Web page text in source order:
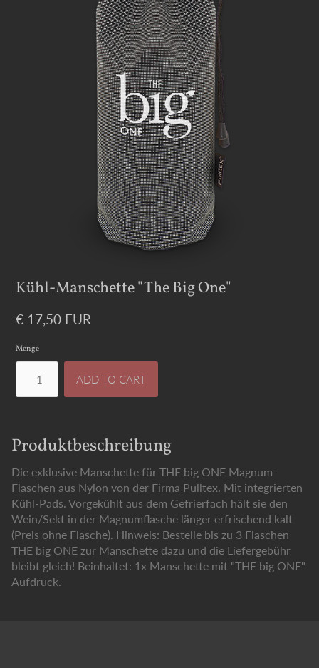
Kühl-Manschette "The Big One"
€ 17,50 EUR
Menge
Produktbeschreibung
Die exklusive Manschette für THE big ONE Magnum-
Flaschen aus Nylon von der Firma Pulltex. Mit integrierten
Kühl-Pads. Vorgekühlt aus dem Gefrierfach hält sie den
Wein/Sekt in der Magnumflasche länger erfrischend kalt
(Preis ohne Flasche). Hinweis: Bestelle bis zu 3 Flaschen
THE big ONE zur Manschette dazu und die Liefergebühr
bleibt gleich! Beinhaltet: 1x Manschette mit "THE big ONE"
Aufdruck.